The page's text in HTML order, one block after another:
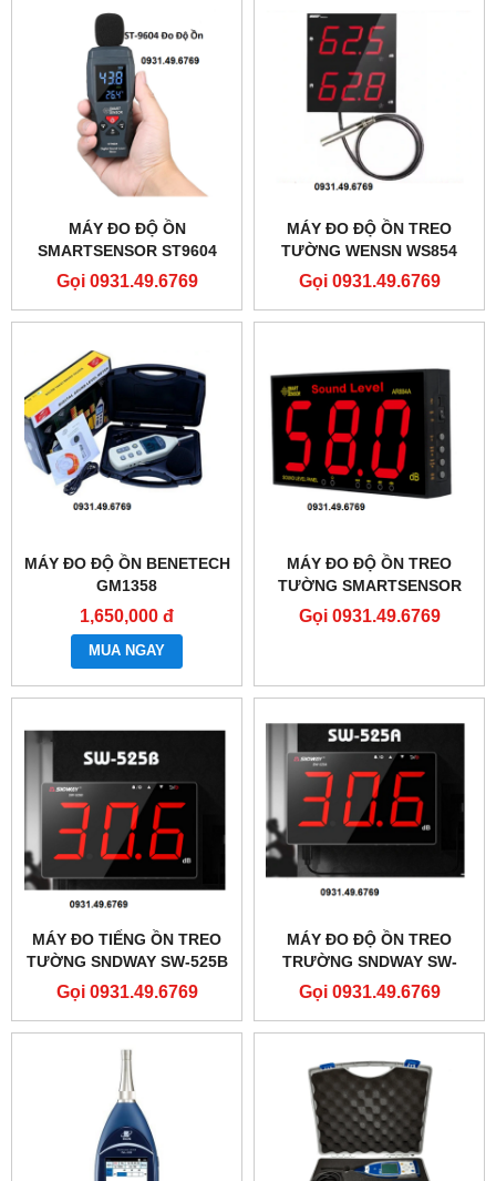
MÁY ĐO ĐỘ ỒN
SMARTSENSOR ST9604
Gọi 0931.49.6769
MÁY ĐO ĐỘ ỒN TREO
TƯỜNG WENSN WS854
Gọi 0931.49.6769
MÁY ĐO ĐỘ ỒN BENETECH
GM1358
1,650,000 đ
MUA NGAY
MÁY ĐO ĐỘ ỒN TREO
TƯỜNG SMARTSENSOR
AR884A
Gọi 0931.49.6769
MÁY ĐO TIẾNG ỒN TREO
TƯỜNG SNDWAY SW-525B
CÓ LƯU VÀ XUẤT DỮ LIỆU
Gọi 0931.49.6769
MÁY ĐO ĐỘ ỒN TREO
TRƯỜNG SNDWAY SW-
525A
Gọi 0931.49.6769